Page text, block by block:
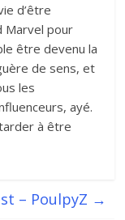
d’être
Marvel pour
être devenu la
de sens, et
les
ayé.
à être
– PoulpyZ →